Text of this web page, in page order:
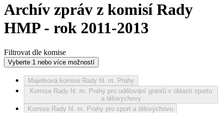
Archív zpráv z komisí Rady
HMP - rok 2011-2013
Filtrovat dle komise
Vyberte 1 nebo více možností
Majetková komise Rady hl. m. Prahy
Komise Rady hl. m. Prahy pro udělování grantů v oblasti sportu
a tělovýchovy
Komise Rady hl. m. Prahy pro sport a tělovýchovu